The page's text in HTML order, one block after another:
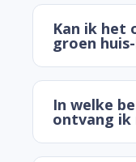
Kan ik het
groen
In welke
ontvang ik